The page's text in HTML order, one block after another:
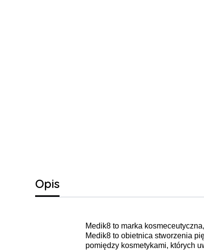
Opis
Medik8 to marka
Medik8 to obietnica stworzenia
pomiędzy kosmetykami, których